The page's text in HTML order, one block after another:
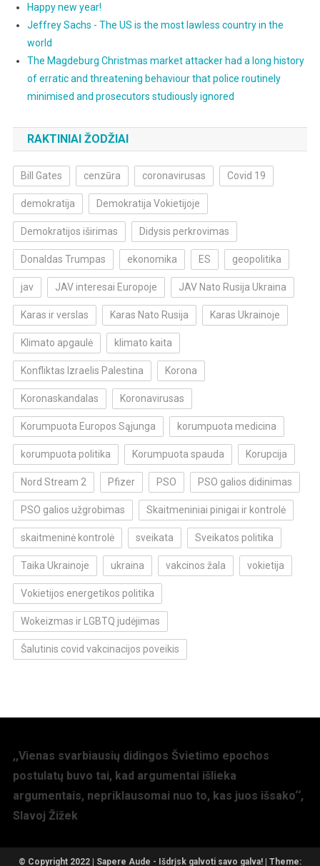
Happy new year!
Jeffrey Sachs - The US is the most lawless country in the
world
The Magdeburg Christmas market attacker had a long history
of erratic and threatening behaviour that police routinely
minimised and prosecutors studiously ignored
RAKTINIAI ŽODŽIAI
Bill Gates cenzūra coronavirusas Covid 19
demokratija Demokratija Vokietijoje
Demokratijos iširimas Didysis perkrovimas
Donaldas Trumpas ekonomika ES geopolitika
jav JAV interesai Europoje JAV Nato Rusija Ukraina
Karas ir verslas Karas Nato Rusija Karas Ukrainoje
Klimato apgaulė klimato kaita
Konfliktas Izraelis Palestina Korona
Koronaskandalas Koronavirusas
Korumpuota Europos Sąjunga korumpuota medicina
korumpuota politika Korumpuota spauda Korupcija
Nord Stream 2 Pfizer PSO PSO galios didinimas
PSO galios užgrobimas Skaitmeniniai pinigai ir kontrolė
skaitmeninė kontrolė sveikata Sveikatos politika
Taika Ukrainoje ukraina vakcinos žala vokietija
Vokietijos energetikos politika
Wokeizmas ir LGBTQ judėjimas
Šalutinis covid vakcinacijos poveikis
,,Vienas svarbiausių didingos Švietimo epochos
postulatų buvo tai, kad argumentai išlieka
argumentais, nepriklausomai nuo to, kas juos išsako‘‘,
Slavoj Žižek
© Copyright 2022 | Sapere Aude - Išdrįsk galvoti savo galva! | Theme: